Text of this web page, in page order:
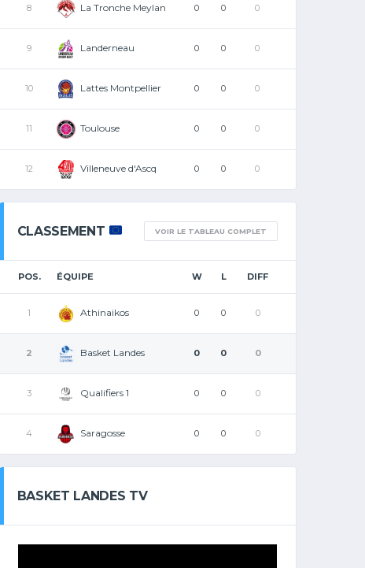
8 La Tronche Meylan 0 0 0
9 Landerneau 0 0 0
10 Lattes Montpellier 0 0 0
11 Toulouse 0 0 0
12 Villeneuve d'Ascq 0 0 0
CLASSEMENT VOIR LE TABLEAU COMPLET
POS. ÉQUIPE W L DIFF
1 Athinaikos 0 0 0
2 Basket Landes 0 0 0
3 Qualifiers 1 0 0 0
4 Saragosse 0 0 0
BASKET LANDES TV